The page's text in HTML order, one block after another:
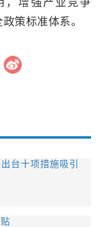
，增强产业竞争
策标准体系。
台十项措施吸引